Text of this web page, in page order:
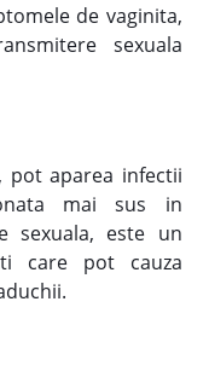
de vaginita,
sexuala
pot aparea infectii
mai sus in
sexuala, este un
care pot cauza